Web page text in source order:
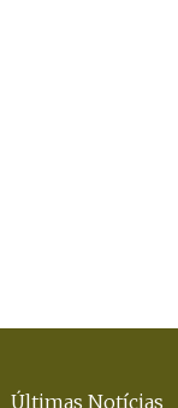
Últimas Notícias